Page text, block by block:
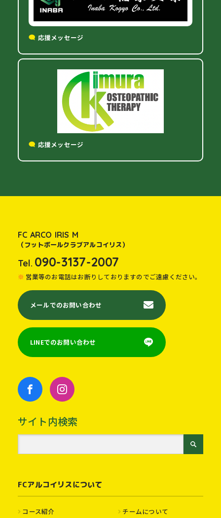
応援メッセージ
応援メッセージ
FC ARCO IRIS M
（フットボールクラブアルコイリス）
Tel. 090-3137-2007
営業等のお電話はお断りしておりますのでご遠慮ください。
メールでのお問い合わせ
LINEでのお問い合わせ
サイト内検索
FCアルコイリスについて
コース紹介 チームについて